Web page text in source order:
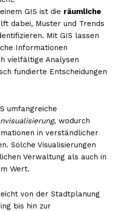
GIS ist die räumliche
dabei, Muster und Trends
Mit GIS lassen
Informationen
vielfältige Analysen
fundierte Entscheidungen
umfangreiche
, wodurch
in verständlicher
Solche Visualisierungen
Verwaltung als auch in
Wert.
von der Stadtplanung
bis hin zur